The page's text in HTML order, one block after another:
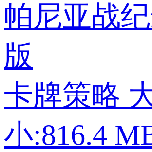
帕尼亚战
版
卡牌策略
小:816.4